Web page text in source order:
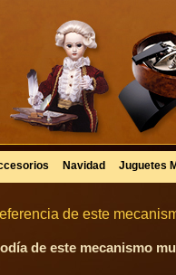
Navidad Juguetes
de este
de este mecanismo